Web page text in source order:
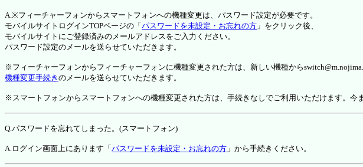
A.※フィーチャーフォンからスマートフォンへの機種変更は、パスワード設定が必要です。
モバイルサイトログインTOPページの「 パスワードを未設定・お忘れの方 」をクリック後、
モバイルサイトにご登録済みのメールアドレスをご入力ください。
パスワード設定のメールを送らせていただきます。
※フィーチャーフォンからフィーチャーフォンに機種変更された方は、新しい機種から
機種変更手続き のメールを送らせていただきます。
※スマートフォンからスマートフォンへの機種変更された方は、手続きなしでご利用いただけます。今
Q.パスワードを忘れてしまった。(スマートフォン)
A.ログイン画面上にあります「 パスワードを未設定・お忘れの方 」から手続きください。